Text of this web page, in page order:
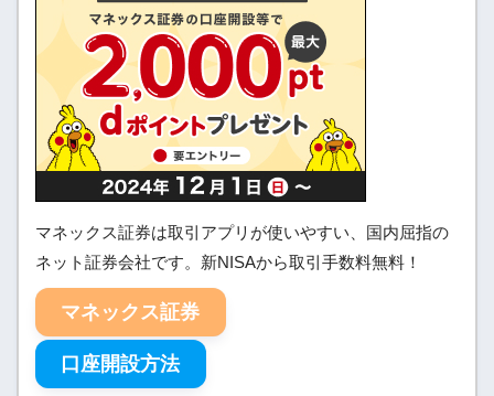
マネックス証券は取引アプリが使いやすい、国内屈指の
ネット証券会社です。新NISAから取引手数料無料！
マネックス証券
口座開設方法